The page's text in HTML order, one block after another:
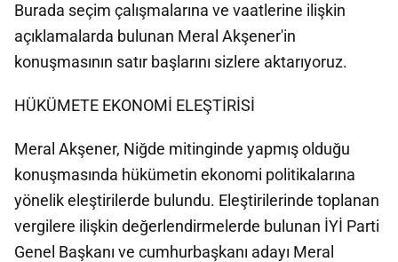
Burada seçim çalışmalarına ve vaatlerine ilişkin
açıklamalarda bulunan Meral Akşener'in
konuşmasının satır başlarını sizlere aktarıyoruz.
HÜKÜMETE EKONOMİ ELEŞTİRİSİ
Meral Akşener, Niğde mitinginde yapmış olduğu
konuşmasında hükümetin ekonomi politikalarına
yönelik eleştirilerde bulundu. Eleştirilerinde toplanan
vergilere ilişkin değerlendirmelerde bulunan İYİ Parti
Genel Başkanı ve cumhurbaşkanı adayı Meral